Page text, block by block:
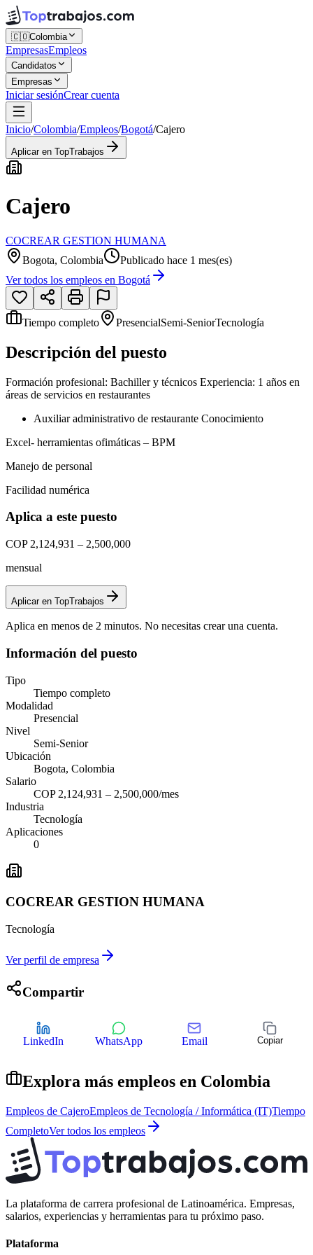
🇨🇴Colombia
EmpresasEmpleos
Candidatos
Empresas
Iniciar sesiónCrear cuenta
Inicio/Colombia/Empleos/Bogotá/Cajero
Aplicar en TopTrabajos
Cajero
COCREAR GESTION HUMANA
Bogota, Colombia
Publicado hace 1 mes(es)
Ver todos los empleos en Bogotá
Tiempo completo PresencialSemi-SeniorTecnología
Descripción del puesto
Formación profesional: Bachiller y técnicos Experiencia: 1 años en
áreas de servicios en restaurantes
Auxiliar administrativo de restaurante Conocimiento
Excel- herramientas ofimáticas – BPM
Manejo de personal
Facilidad numérica
Aplica a este puesto
COP 2,124,931 – 2,500,000
mensual
Aplicar en TopTrabajos
Aplica en menos de 2 minutos. No necesitas crear una cuenta.
Información del puesto
Tipo
Tiempo completo
Modalidad
Presencial
Nivel
Semi-Senior
Ubicación
Bogota, Colombia
Salario
COP 2,124,931 – 2,500,000/mes
Industria
Tecnología
Aplicaciones
0
COCREAR GESTION HUMANA
Tecnología
Ver perfil de empresa
Compartir
LinkedIn WhatsApp Email Copiar
Explora más empleos en Colombia
Empleos de CajeroEmpleos de Tecnología / Informática (IT)Tiempo
CompletoVer todos los empleos
La plataforma de carrera profesional de Latinoamérica. Empresas,
salarios, experiencias y herramientas para tu próximo paso.
Plataforma